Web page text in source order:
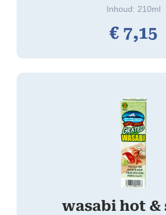
Inhoud: 210ml
€7,15
wasabi hot &